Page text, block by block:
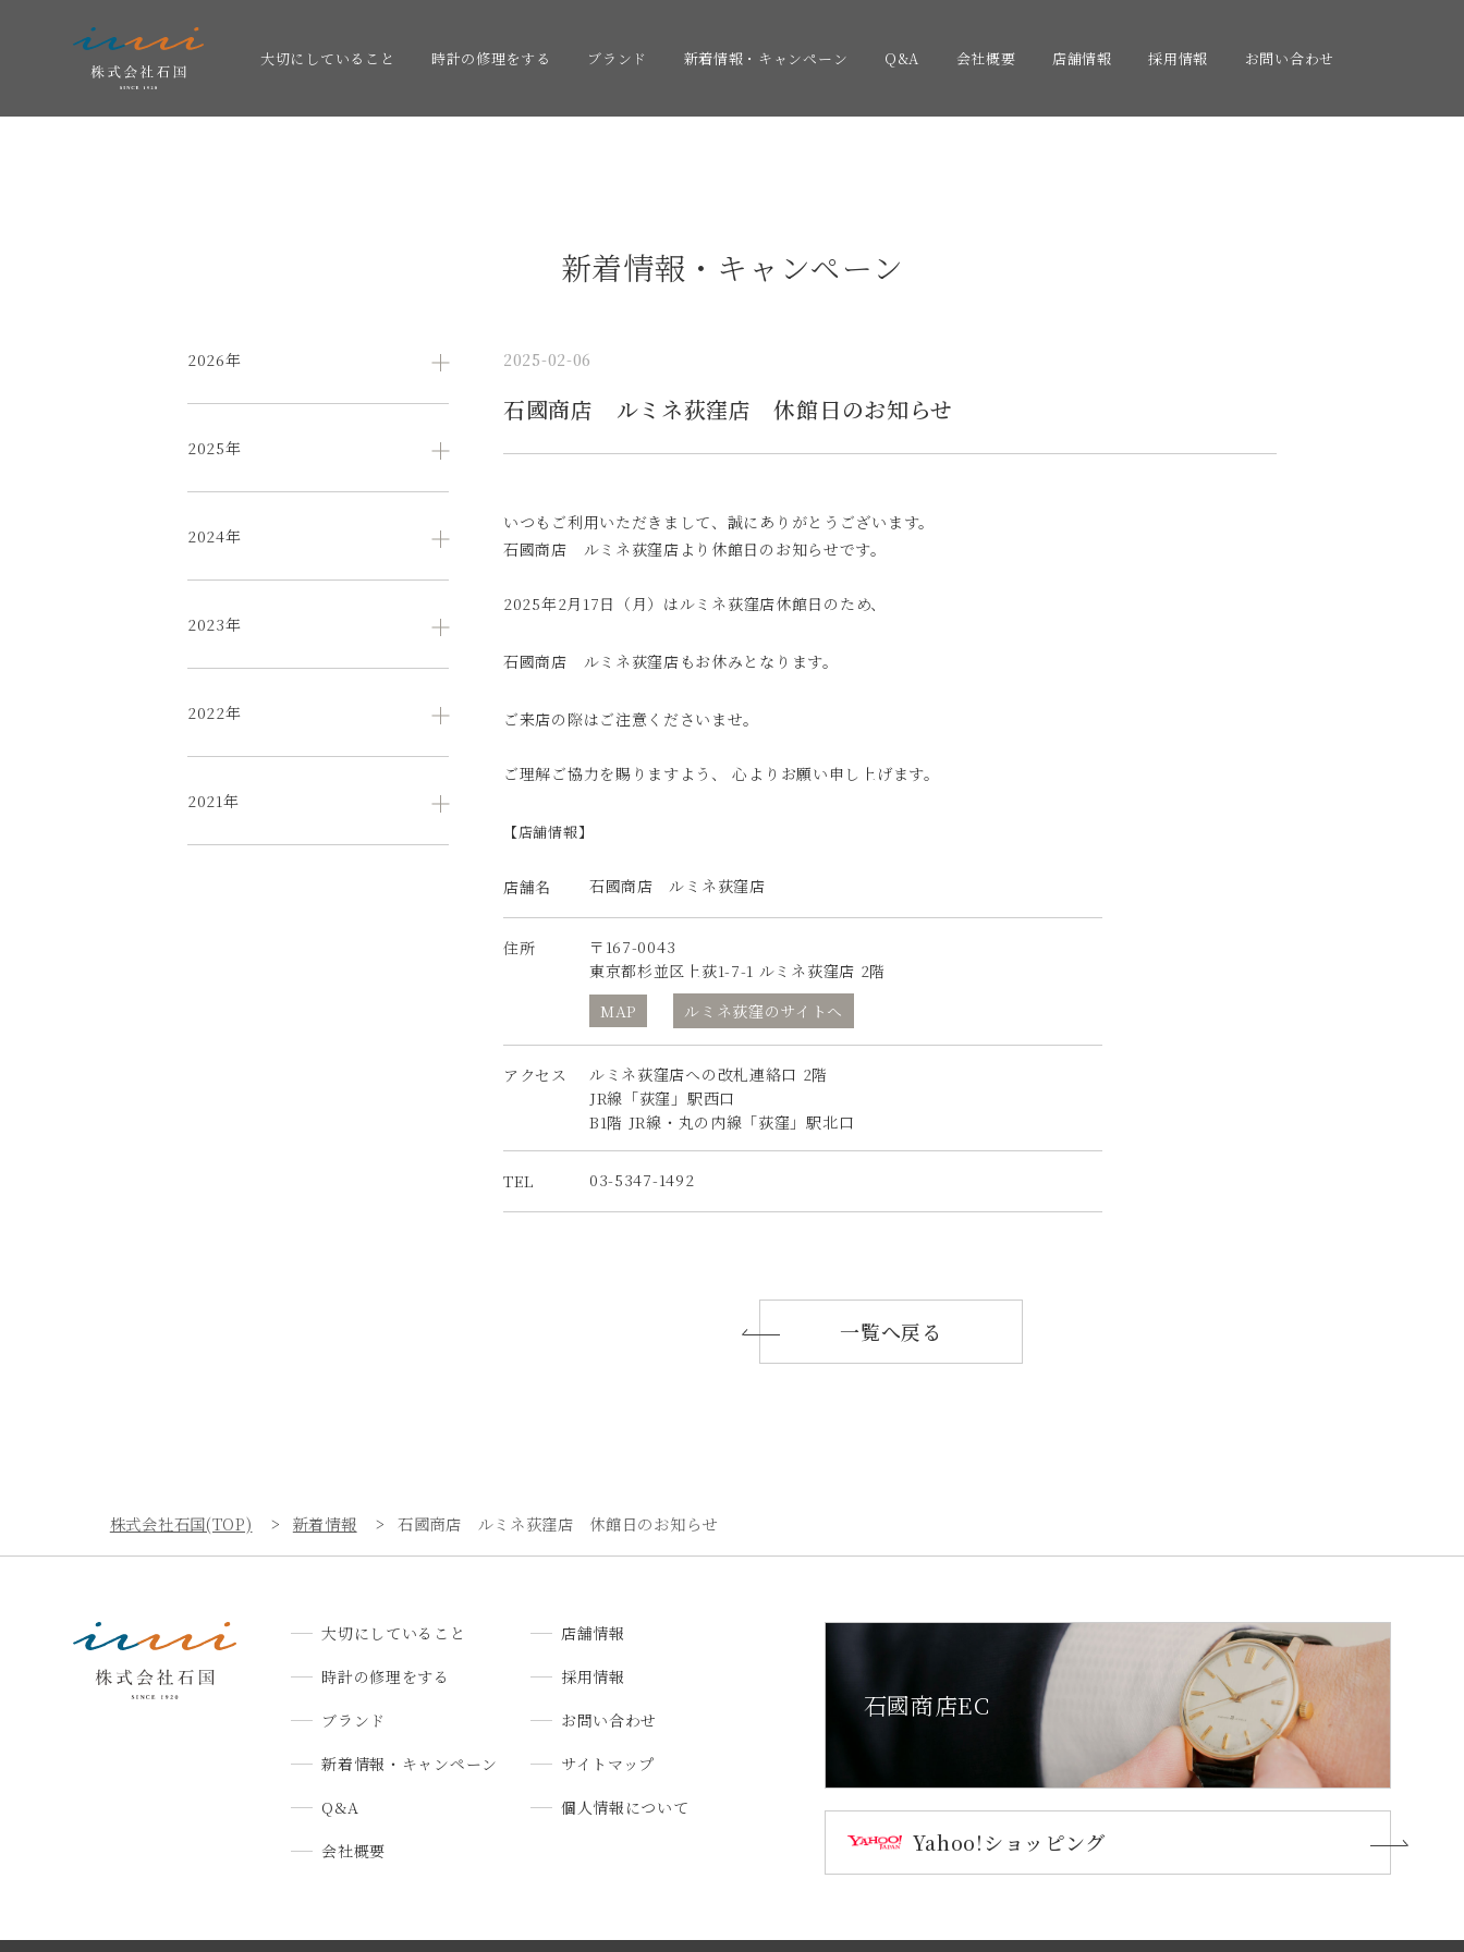
大切にしていること 時計の修理をする ブランド 新着情報・キャンペーン Q&A 会社概要 店舗情報 採用情報 お問い合わせ
新着情報・キャンペーン
2025-02-06
石國商店 ルミネ荻窪店 休館日のお知らせ
いつもご利用いただきまして、誠にありがとうございます。
石國商店 ルミネ荻窪店より休館日のお知らせです。
2025年2月17日（月）はルミネ荻窪店休館日のため、
石國商店 ルミネ荻窪店もお休みとなります。
ご来店の際はご注意くださいませ。
ご理解ご協力を賜りますよう、 心よりお願い申し上げます。
【店舗情報】
店舗名 石國商店 ルミネ荻窪店
住所
〒167-0043
東京都杉並区上荻1-7-1 ルミネ荻窪店 2階
MAP
ルミネ荻窪のサイトへ
アクセス
ルミネ荻窪店への改札連絡口 2階
JR線「荻窪」駅西口
B1階 JR線・丸の内線「荻窪」駅北口
TEL 03-5347-1492
一覧へ戻る
2026年
2025年
2024年
2023年
2022年
2021年
株式会社石国(TOP) 新着情報 石國商店 ルミネ荻窪店 休館日のお知らせ
大切にしていること
時計の修理をする
ブランド
新着情報・キャンペーン
Q&A
会社概要
店舗情報
採用情報
お問い合わせ
サイトマップ
個人情報について
石國商店EC
Yahoo!ショッピング